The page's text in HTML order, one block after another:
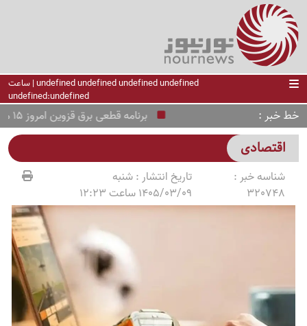
undefined undefined undefined undefined | ساعت
undefined:undefined
خط خبر برنامه قطعی برق قزوین امروز 15 مرداد اعلام شد+ لینک
اقتصادی
شناسه خبر :
320748
تاریخ انتشار :شنبه
1405/03/09 ساعت 12:23